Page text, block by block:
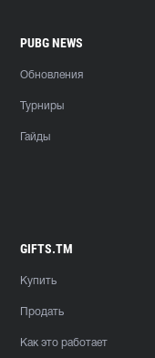
PUBG NEWS
Обновления
Турниры
Гайды
GIFTS.TM
Купить
Продать
Как это работает